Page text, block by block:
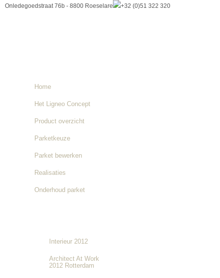
Onledegoedstraat 76b - 8800 Roeselare +32 (0)51 322 320
Home
Het Ligneo Concept
Product overzicht
Parketkeuze
Parket bewerken
Realisaties
Onderhoud parket
Interieur 2012
Architect At Work
2012 Rotterdam